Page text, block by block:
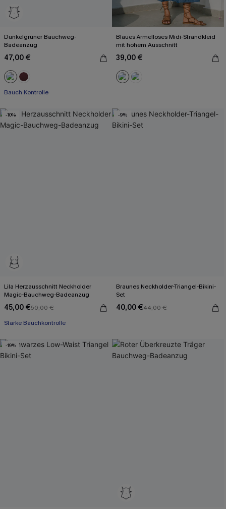
Dunkelgrüner Bauchweg-
Badeanzug
47,00 €
Bauch Kontrolle
Blaues Ärmelloses Midi-Strandkleid
mit hohem Ausschnitt
39,00 €
-10%
Lila Herzausschnitt Neckholder
Magic-Bauchweg-Badeanzug
45,00 €50,00 €
Starke Bauchkontrolle
-9%
Braunes Neckholder-Triangel-Bikini-
Set
40,00 €44,00 €
-19%